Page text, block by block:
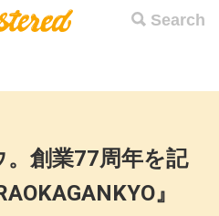
Search
創業77周年を記
』